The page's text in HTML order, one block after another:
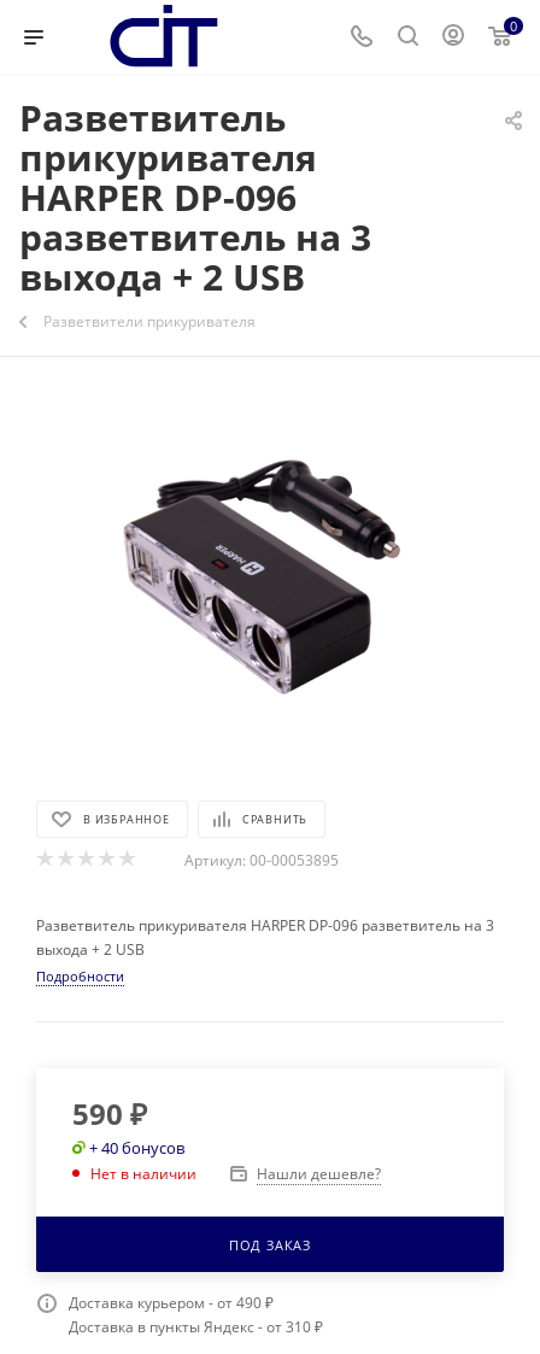
0
Разветвитель
прикуривателя
HARPER DP-096
разветвитель на 3
выхода + 2 USB
Разветвители прикуривателя
В ИЗБРАННОЕ СРАВНИТЬ
Артикул: 00-00053895
Разветвитель прикуривателя HARPER DP-096 разветвитель на 3
выхода + 2 USB
Подробности
590 ₽
+ 40 бонусов
Нет в наличии Нашли дешевле?
ПОД ЗАКАЗ
Доставка курьером - от 490 ₽
Доставка в пункты Яндекс - от 310 ₽